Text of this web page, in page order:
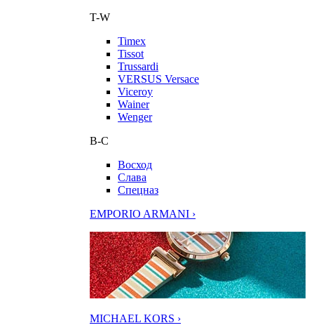
T-W
Timex
Tissot
Trussardi
VERSUS Versace
Viceroy
Wainer
Wenger
В-С
Восход
Слава
Спецназ
EMPORIO ARMANI ›
MICHAEL KORS ›